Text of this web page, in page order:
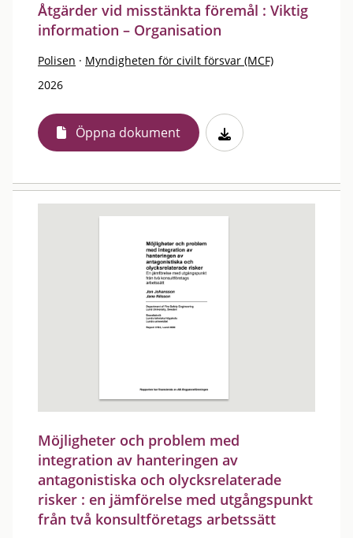
Åtgärder vid misstänkta föremål : Viktig
information – Organisation
Polisen · Myndigheten för civilt försvar (MCF)
2026
Öppna dokument
Möjligheter och problem med
integration av hanteringen av
antagonistiska och olycksrelaterade
risker : en jämförelse med utgångspunkt
från två konsultföretags arbetssätt